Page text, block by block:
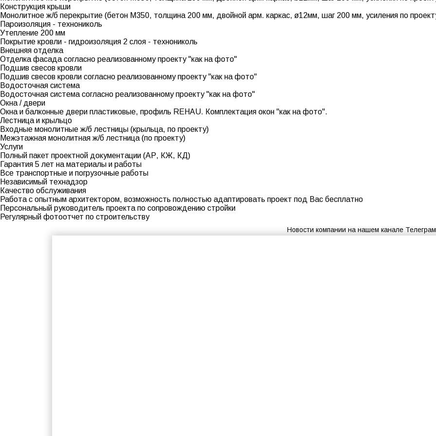
Конструкция крыши
Монолитное ж/б перекрытие (бетон М350, толщина 200 мм, двойной арм. каркас, ø12мм, шаг 200 мм, усиления по
Пароизоляция - технониколь
Утепление 200 мм
Покрытие кровли - гидроизоляция 2 слоя - технониколь
Внешняя отделка
Отделка фасада согласно реализованному проекту "как на фото"
Подшив свесов кровли
Подшив свесов кровли согласно реализованному проекту "как на фото"
Водосточная система
Водосточная система согласно реализованному проекту "как на фото"
Окна / двери
Окна и балконные двери пластиковые, профиль REHAU. Комплектация окон "как на фото".
Лестница и крыльцо
Входные монолитные ж/б лестницы (крыльца, по проекту)
Межэтажная монолитная ж/б лестница (по проекту)
Услуги
Полный пакет проектной документации (АР, КЖ, КД)
Гарантия 5 лет на материалы и работы
Все транспортные и погрузочные работы
Независимый технадзор
Качество обслуживания
Работа с опытным архитектором, возможность полностью адаптировать проект под Вас бесплатно
Персональный руководитель проекта по сопровождению стройки
Регулярный фотоотчет по строительству
Новости компании на нашем канале Телеграм